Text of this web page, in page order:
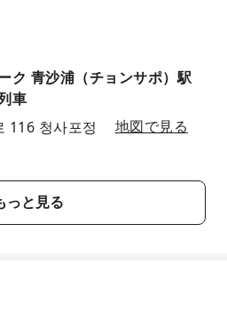
ク 青沙浦（チョンサポ）駅
車
116 청사포정
地図で見る
っと見る